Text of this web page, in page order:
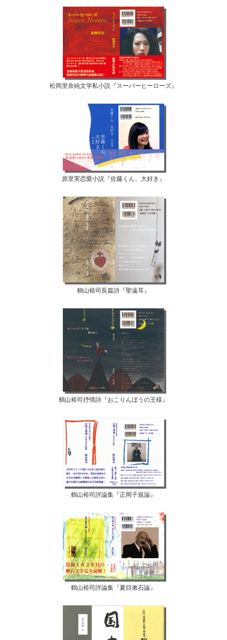
松岡里奈純文学私小説『スーパーヒーローズ』
原里実恋愛小説『佐藤くん、大好き』
鶴山裕司長篇詩『聖遠耳』
鶴山裕司抒情詩『おこりんぼうの王様』
鶴山裕司評論集『正岡子規論』
鶴山裕司評論集『夏目漱石論』